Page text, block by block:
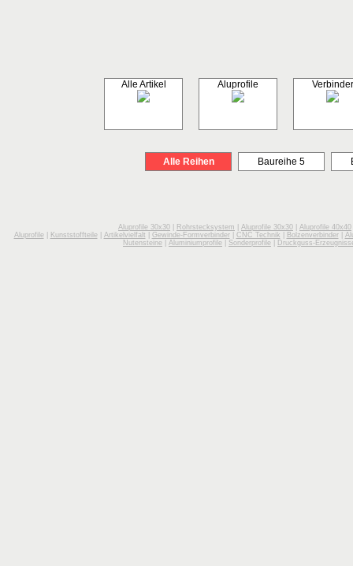
Alle Artikel Aluprofile Verbinder
Alle Reihen Baureihe 5
Aluprofile 30x30 Rohrstecksystem Aluprofile 30x30 Aluprofile 40x40
Aluprofile| Kunststoffteile| Artikelvielfalt Gewinde-Formverbinder| CNC Technik Bolzenverbinder|
Nutensteine
Aluminiumprofile Sonderprofile Druckguss-